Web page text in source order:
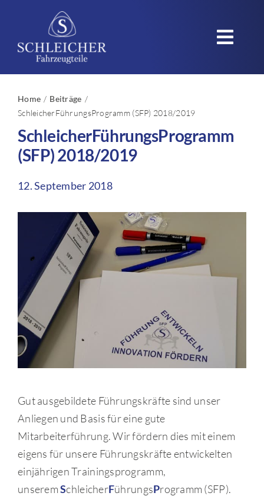
springen
Unternehmen
Produkte
Einsatzgebiete
Qualität – Nachhaltigkeit
Home
Beiträge
SchleicherFührungsProgramm (SFP) 2018/2019
SchleicherFührungsProgramm
(SFP) 2018/2019
12. September 2018
Gut ausgebildete Führungskräfte sind unser
Anliegen und Basis für eine gute
Mitarbeiterführung. Wir fördern dies mit einem
eigens für unsere Führungskräfte entwickelten
einjährigen Trainingsprogramm,
unseremSchleicherFührungsProgramm (SFP).